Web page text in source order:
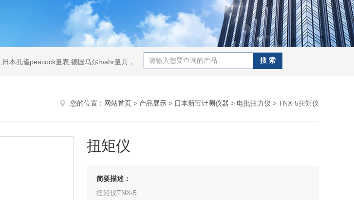
您的位置： 网站首页 > 产品展示 > 日本新宝计测仪器 > 电批扭力仪 > TNX-5扭矩仪
扭矩仪
简要描述：
扭矩仪TNX-5